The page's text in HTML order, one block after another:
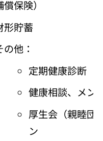
償保険）
形貯蓄
の他：
定期健康診断
健康相談、メン
厚生会（親睦団
ン